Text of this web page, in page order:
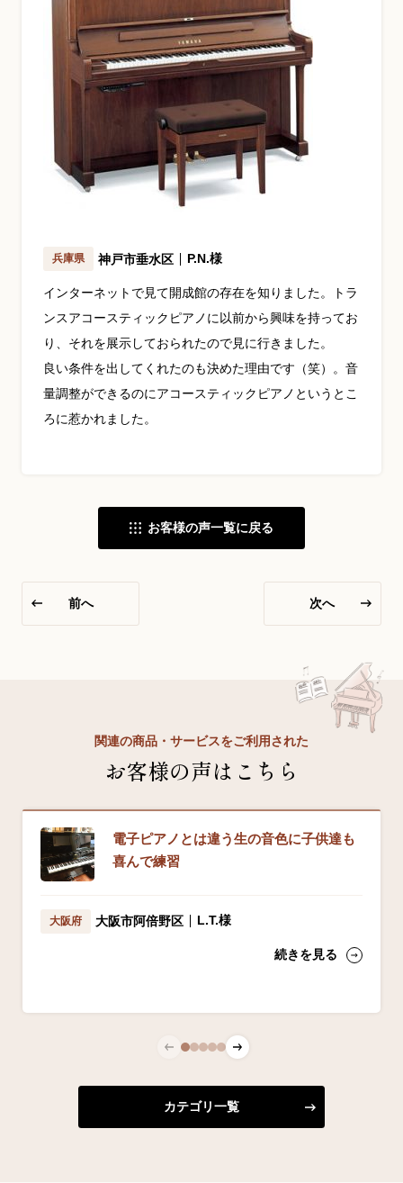
受付時間 10:00～19:00 (水曜定休)
発信する
お問い合わせフォーム
大阪・本町のピアノ専門店
三木楽器 開成館
YouTube 公式チャンネル
三木楽器 開成館
ど動画で発信中！
サイトマップ 個人情報の取り扱い 特定商品取引法表記
兵庫県 神戸市垂水区 P.N.様
インターネットで見て開成館の存在を知りました。トラ
ンスアコースティックピアノに以前から興味を持ってお
り、それを展示しておられたので見に行きました。
良い条件を出してくれたのも決めた理由です（笑）。音
量調整ができるのにアコースティックピアノというとこ
ろに惹かれました。
お客様の声一覧に戻る
前へ 次へ
関連の商品・サービスをご利用された
お客様の声はこちら
電子ピアノとは違う生の音色に子供達も
喜んで練習
大阪府 大阪市阿倍野区 L.T.様
続きを見る
カテゴリ一覧